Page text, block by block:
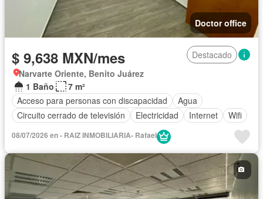
Doctor office
$ 9,638 MXN/mes
Destacado
Narvarte Oriente, Benito Juárez
1 Baño
7 m²
Acceso para personas con discapacidad
Agua
Circuito cerrado de televisión
Electricidad Internet Wifi
08/07/2026 en - RAIZ INMOBILIARIA- Rafael